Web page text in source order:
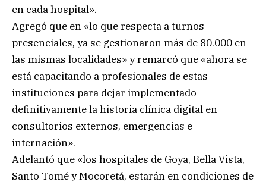
en cada hospital».
Agregó que en «lo que respecta a turnos
presenciales, ya se gestionaron más de 80.000 en
las mismas localidades» y remarcó que «ahora se
está capacitando a profesionales de estas
instituciones para dejar implementado
definitivamente la historia clínica digital en
consultorios externos, emergencias e
internación».
Adelantó que «los hospitales de Goya, Bella Vista,
Santo Tomé y Mocoretá, estarán en condiciones de